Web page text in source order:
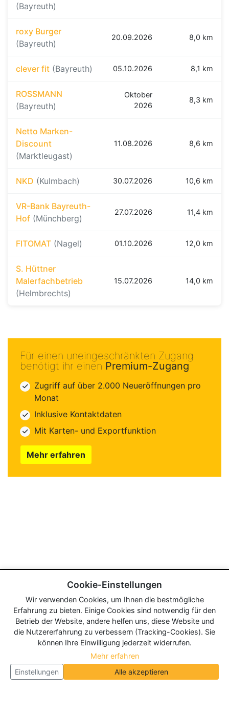
(Bayreuth)
roxy Burger
(Bayreuth)
20.09.2026 8,0 km
clever fit (Bayreuth) 05.10.2026 8,1 km
ROSSMANN
(Bayreuth)
Oktober
2026
8,3 km
Netto Marken-
Discount
(Marktleugast)
11.08.2026 8,6 km
NKD (Kulmbach) 30.07.2026 10,6 km
VR-Bank Bayreuth-
Hof (Münchberg)
27.07.2026 11,4 km
FITOMAT (Nagel) 01.10.2026 12,0 km
S. Hüttner
Malerfachbetrieb
(Helmbrechts)
15.07.2026 14,0 km
Für einen uneingeschränkten Zugang
benötigt ihr einen Premium-Zugang
Zugriff auf über 2.000 Neueröffnungen pro
Monat
Inklusive Kontaktdaten
Mit Karten- und Exportfunktion
Mehr erfahren
Cookie-Einstellungen
Wir verwenden Cookies, um Ihnen die bestmögliche
Erfahrung zu bieten. Einige Cookies sind notwendig für den
Betrieb der Website, andere helfen uns, diese Website und
die Nutzererfahrung zu verbessern (Tracking-Cookies). Sie
können Ihre Einwilligung jederzeit widerrufen.
Mehr erfahren
Einstellungen
Alle akzeptieren